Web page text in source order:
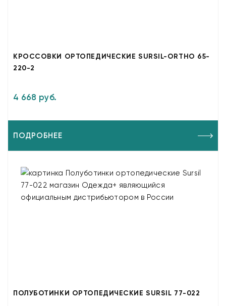
КРОССОВКИ ОРТОПЕДИЧЕСКИЕ SURSIL-ORTHO 65-
220-2
4 668 руб.
ПОДРОБНЕЕ
ПОЛУБОТИНКИ ОРТОПЕДИЧЕСКИЕ SURSIL 77-022